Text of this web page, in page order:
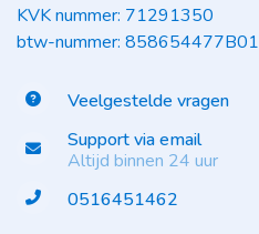
KVK nummer: 71291350
btw-nummer: 858654477B01
Veelgestelde vragen
Support via email
Altijd binnen 24 uur
0516451462